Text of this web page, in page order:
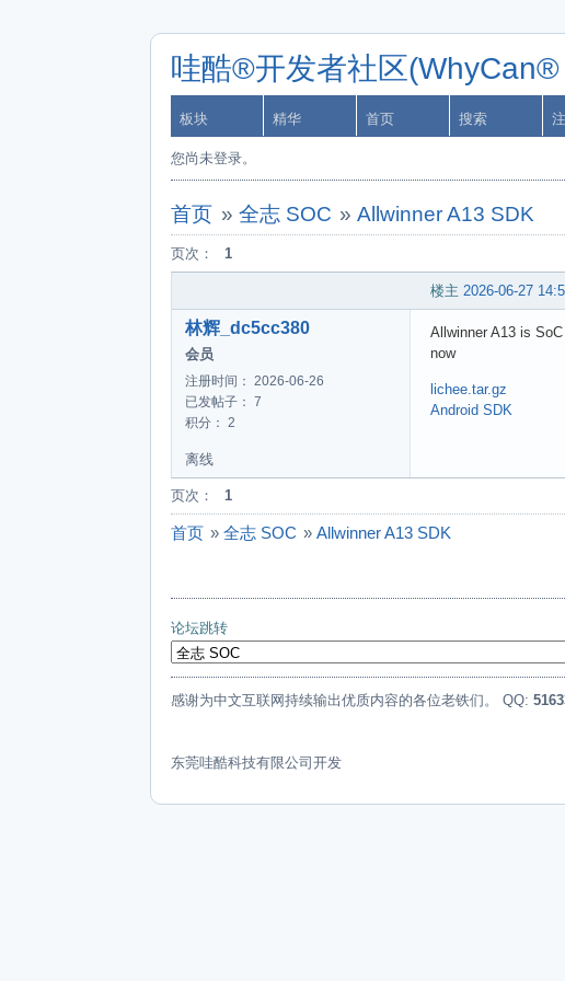
哇酷®开发者社区(WhyCan®
板块 精华 首页 搜索
您尚未登录。
首页 » 全志 SOC »Allwinner A13 SDK
页次： 1
楼主 2026-06-27
林辉_dc5cc380
会员
注册时间： 2026-06-26
已发帖子： 7
积分： 2
Allwinner A13 is
now
lichee.tar.gz
Android SDK
离线
页次： 1
首页 » 全志 SOC » Allwinner A13 SDK
论坛跳转
感谢为中文互联网持续输出优质内容的各位老铁们。 QQ:
东莞哇酷科技有限公司开发